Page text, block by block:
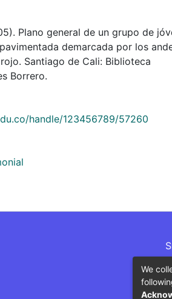
Plano general de un grupo de
demarcada por los
Santiago de Cali: Biblioteca
Borrero.
handle/123456789/57260
We